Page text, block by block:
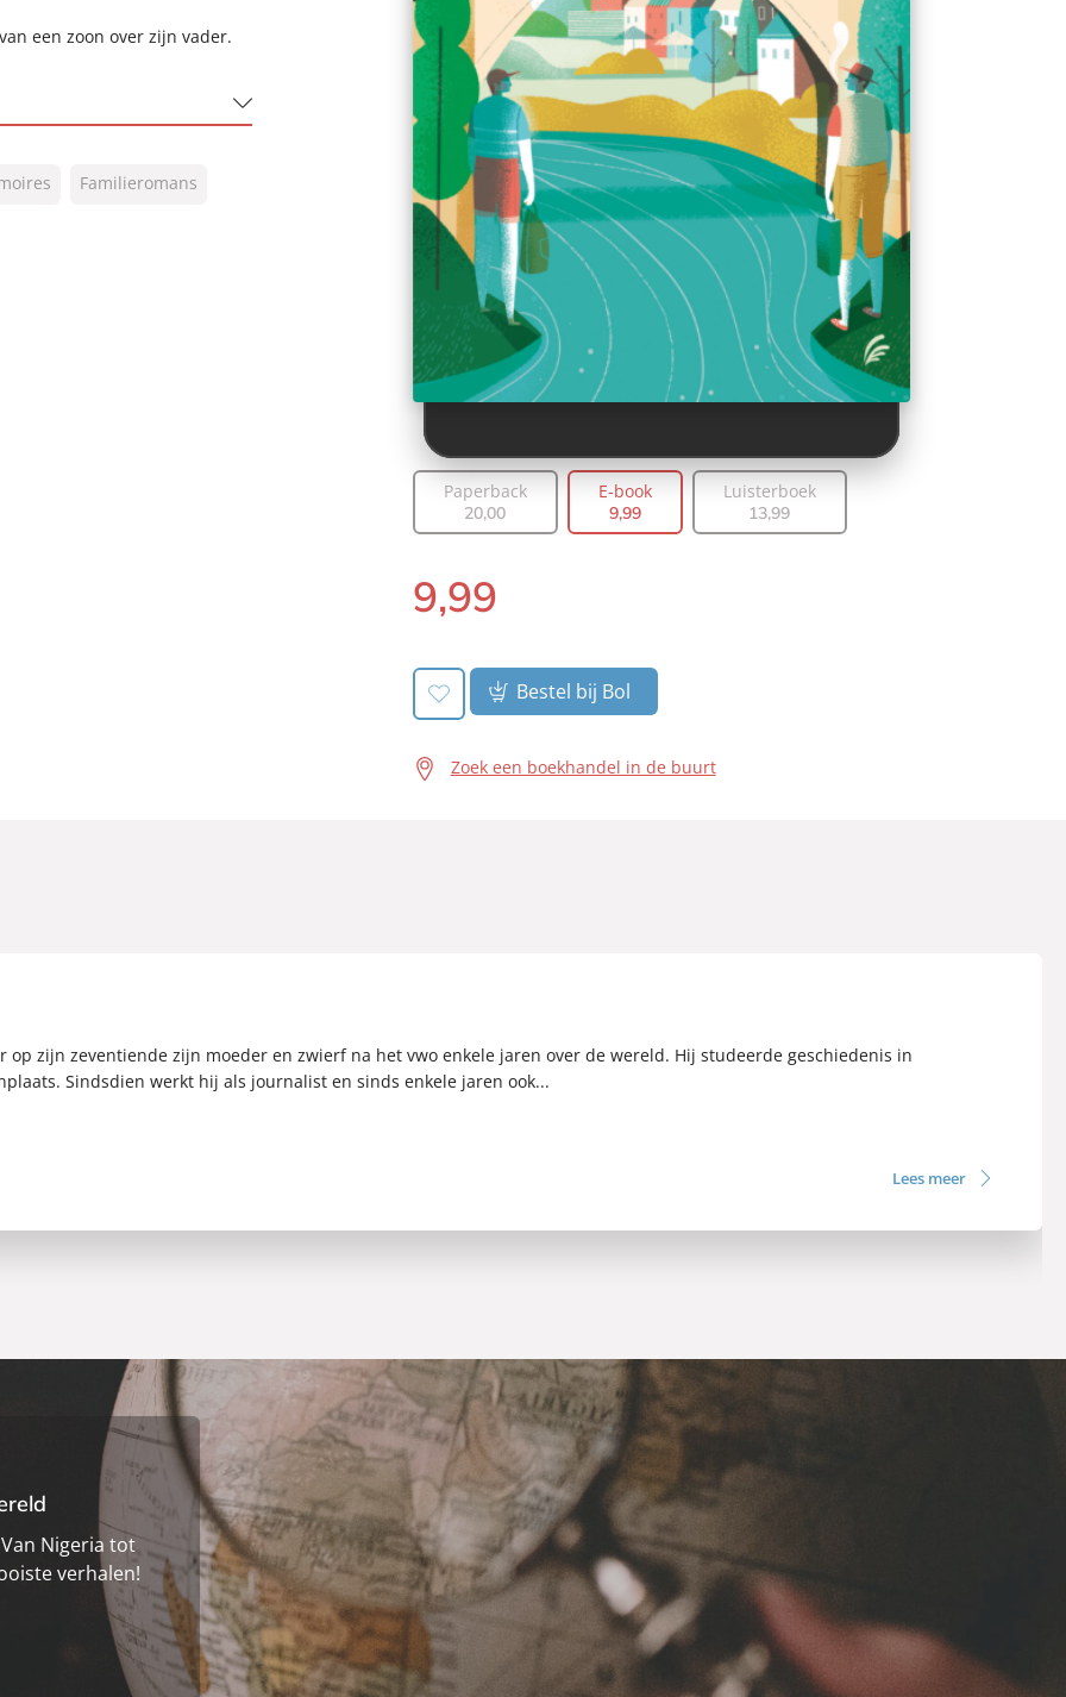
een zoon over zijn vader.
Familieromans
Paperback
20,00
E-book
9,99
Luisterboek
13,99
E-
book:
9,99
Bestel bij Bol
Zoek een boekhandel in de buurt
op zijn zeventiende zijn moeder en zwierf na het vwo enkele jaren over de wereld. Hij studeerde geschiedenis in
Sindsdien werkt hij als journalist en sinds enkele jaren ook...
Lees meer
Nigeria tot
verhalen!